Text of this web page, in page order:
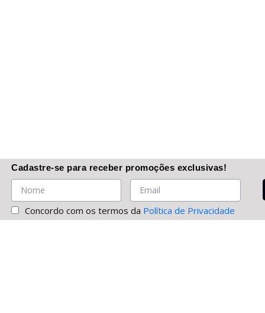
Cadastre-se para receber promoções exclusivas!
Concordo com os termos da Política de Privacidade